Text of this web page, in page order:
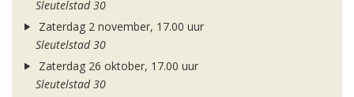
Sleutelstad 30
Zaterdag 2 november, 17.00 uur
Sleutelstad 30
Zaterdag 26 oktober, 17.00 uur
Sleutelstad 30